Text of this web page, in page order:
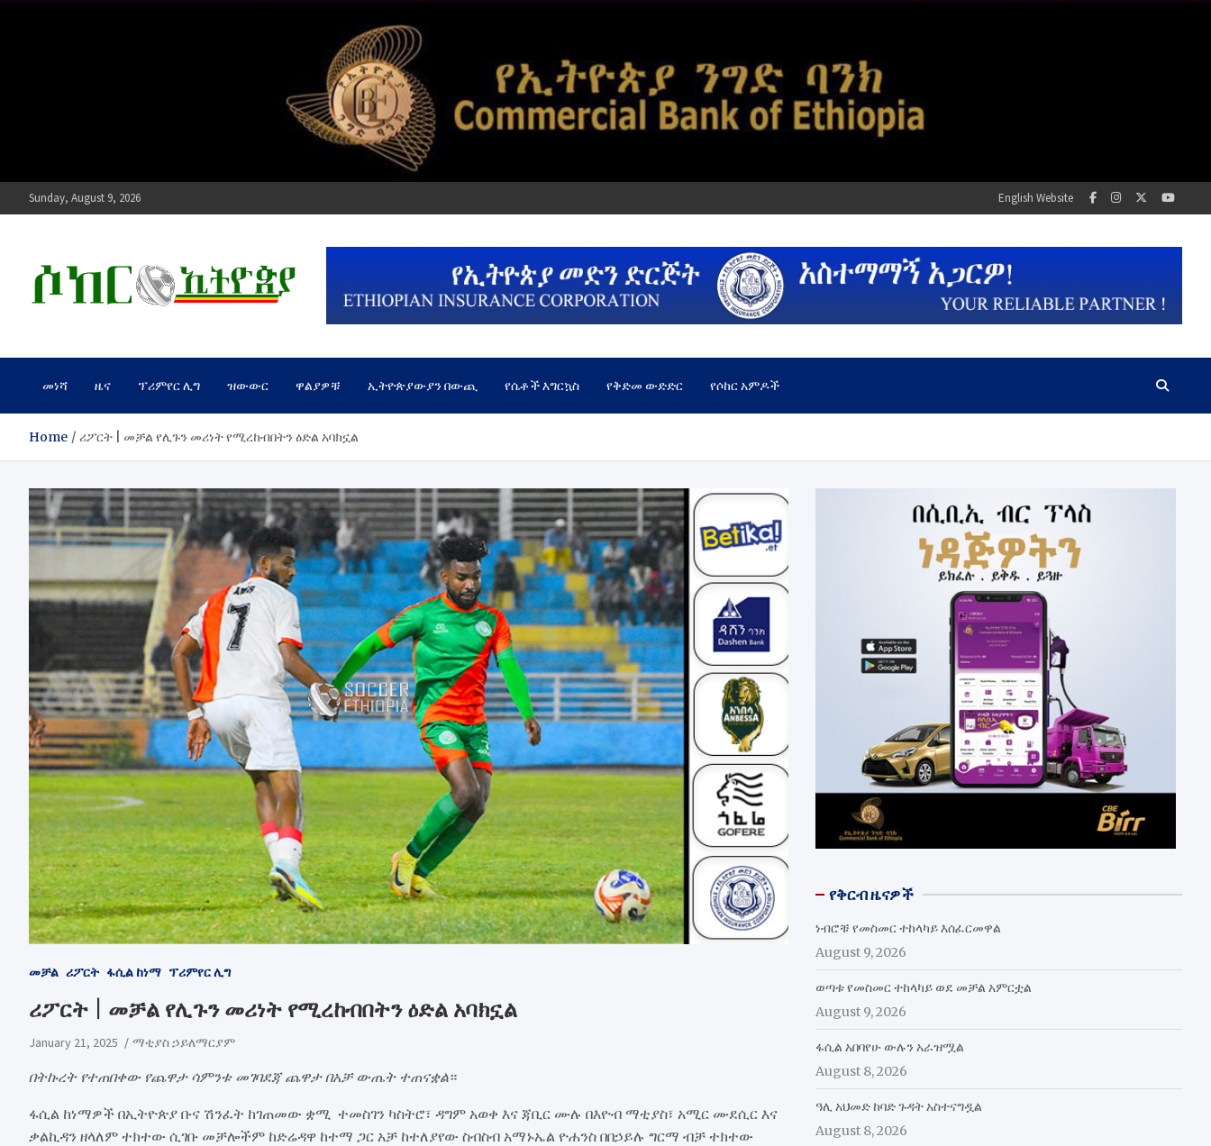
Sunday, August 9, 2026 English Website
ሶከር ኢትዮጵያ
መነሻ ዜና ፕሪምየር ሊግ ዝውውር ዋልያዎቹ ኢትዮጵያውያን በውጪ የሴቶች እግርኳስ የቅድመ ውድድር የሶከር አምዶች
Home ሪፖርት | መቻል የሊጉን መሪነት የሚረከብበትን ዕድል አባክኗል
መቻል ሪፖርት ፋሲል ከነማ ፕሪምየር ሊግ
ሪፖርት | መቻል የሊጉን መሪነት የሚረከብበትን ዕድል አባክኗል
January 21, 2025 ማቲያስ ኃይለማርያም
በትኩረት የተጠበቀው የጨዋታ ሳምንቱ መገባደጃ ጨዋታ በአቻ ውጤት ተጠናቋል።
ፋሲል ከነማዎች በኢትዮጵያ ቡና ሽንፈት ከገጠመው ቋሚ ተመስገን ካስትሮ፣ ዳግም አወቀ እና ጃቢር ሙሉ በእዮብ ማቲያስ፣ አሚር ሙደሲር እና
ቃልኪዳን ዘላለም ተክተው ሲገቡ መቻሎችም ከድሬዳዋ ከተማ ጋር አቻ ከተለያየው ስብስብ አማኑኤል ዮሐንስ በበኃይሉ ግርማ ብቻ ተክተው
የቅርብ ዜናዎች
ነብሮቹ የመስመር ተከላካይ እሰፈርመዋል
August 9, 2026
ወጣቱ የመስመር ተከላካይ ወደ መቻል አምርቷል
August 9, 2026
ፋሲል አበባየሁ ውሉን አራዝሟል
August 8, 2026
ዓሊ አህመድ ከባድ ጉዳት አስተናግዷል
August 8, 2026